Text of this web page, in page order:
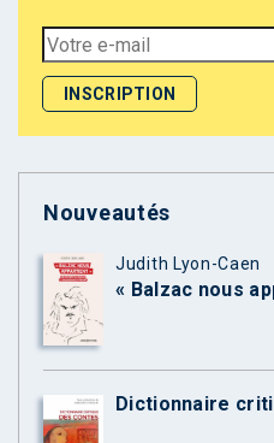
Nouveautés
Judith Lyon-Caen
« Balzac nous
Dictionnaire